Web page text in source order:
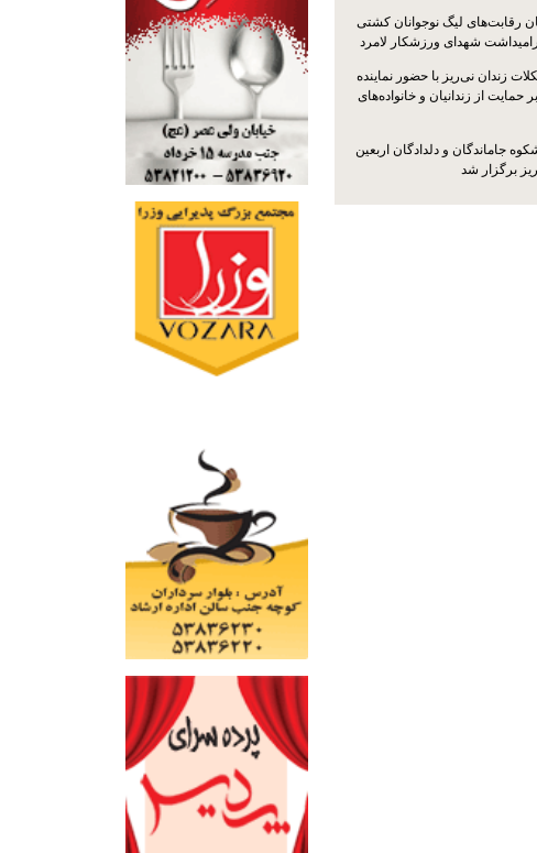
رقابت‌های لیگ نوجوانان کشتی
شهدای ورزشکار لامرد
زندان نی‌ریز با حضور نماینده
حمایت از زندانیان و خانواده‌های
جاماندگان و دلدادگان اربعین
برگزار شد